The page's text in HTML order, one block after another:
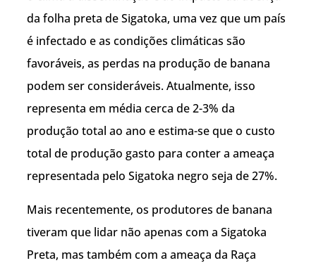
da folha preta de Sigatoka, uma vez que um país
é infectado e as condições climáticas são
favoráveis, as perdas na produção de banana
podem ser consideráveis. Atualmente, isso
representa em média cerca de 2-3% da
produção total ao ano e estima-se que o custo
total de produção gasto para conter a ameaça
representada pelo Sigatoka negro seja de 27%.
Mais recentemente, os produtores de banana
tiveram que lidar não apenas com a Sigatoka
Preta, mas também com a ameaça da Raça